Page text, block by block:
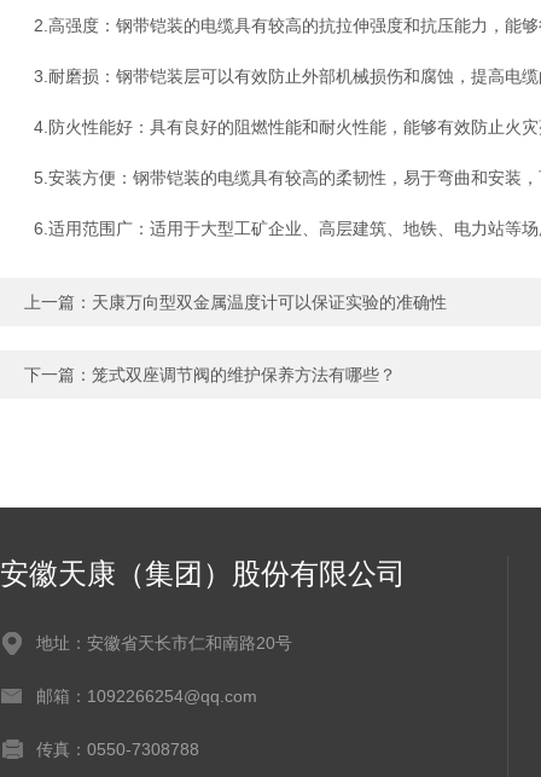
2.高强度：钢带铠装的电缆具有较高的抗拉伸强度和抗压能力，能够
3.耐磨损：钢带铠装层可以有效防止外部机械损伤和腐蚀，提高电缆
4.防火性能好：具有良好的阻燃性能和耐火性能，能够有效防止火灾
5.安装方便：钢带铠装的电缆具有较高的柔韧性，易于弯曲和安装，
6.适用范围广：适用于大型工矿企业、高层建筑、地铁、电力站等场
上一篇： 天康万向型双金属温度计可以保证实验的准确性
下一篇： 笼式双座调节阀的维护保养方法有哪些？
安徽天康（集团）股份有限公司
地址：安徽省天长市仁和南路20号
邮箱：1092266254@qq.com
传真：0550-7308788